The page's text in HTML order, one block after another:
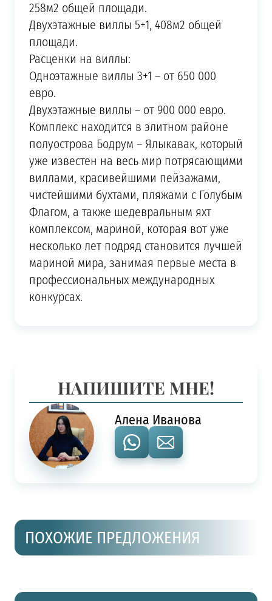
258м2 общей площади.
Двухэтажные виллы 5+1, 408м2 общей
площади.
Расценки на виллы:
Одноэтажные виллы 3+1 – от 650 000
евро.
Двухэтажные виллы – от 900 000 евро.
Комплекс находится в элитном районе
полуострова Бодрум – Ялыкавак, который
уже известен на весь мир потрясающими
виллами, красивейшими пейзажами,
чистейшими бухтами, пляжами с Голубым
Флагом, а также шедевральным яхт
комплексом, мариной, которая вот уже
несколько лет подряд становится лучшей
мариной мира, занимая первые места в
профессиональных международных
конкурсах.
НАПИШИТЕ МНЕ!
Алена Иванова
ПОХОЖИЕ ПРЕДЛОЖЕНИЯ